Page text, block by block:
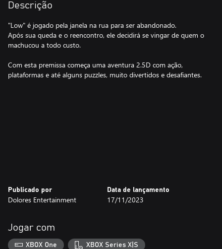
Descrição
"Low" é jogado pela janela na rua para ser abandonado.
Após sua queda e o reencontro, ele decidirá se vingar de quem o
machucou a todo custo.
Com esta premissa começa uma aventura 2.5D com ação,
plataformas e até alguns puzzles, muito divertidos e desafiantes.
Publicado por
Dolores Entertainment
Data de lançamento
17/11/2023
Jogar com
XBOX One XBOX Series X|S